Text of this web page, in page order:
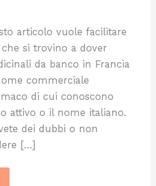
articolo vuole facilitare
si trovino a dover
da banco in Francia
commerciale
di cui conoscono
attivo o il nome italiano.
dei dubbi o non
[…]